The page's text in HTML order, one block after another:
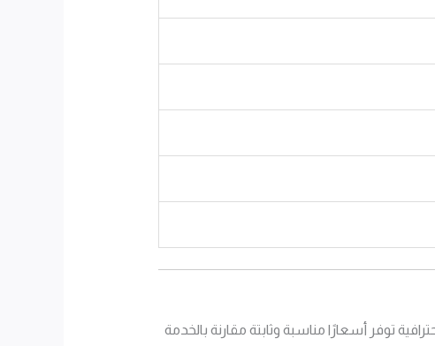
توفر أسعارًا مناسبة وثابتة مقارنة بالخدمة